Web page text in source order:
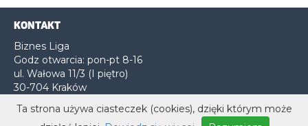
KONTAKT
Biznes Liga
Godz otwarcia: pon-pt 8-16
ul. Wałowa 11/3 (I piętro)
30-704 Kraków
Ta strona używa ciasteczek (cookies), dzięki którym może